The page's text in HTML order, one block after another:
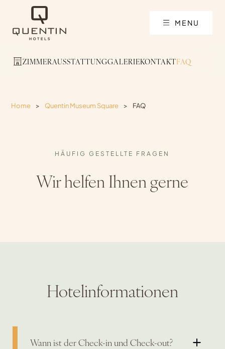
MENU
ZIMMERAUSSTATTUNGGALERIEKONTAKTFAQ
Home > Quentin Museum Square > FAQ
Wir helfen Ihnen gerne
HÄUFIG GESTELLTE FRAGEN
Hotelinformationen
Wann ist der Check-in und Check-out?